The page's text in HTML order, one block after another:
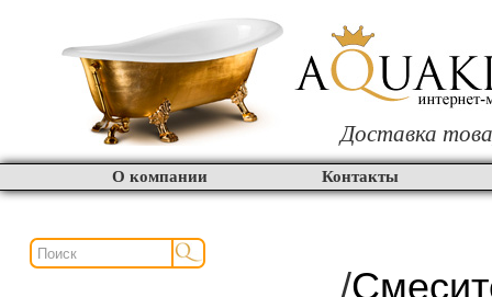
Доставка
О компании Контакты
/